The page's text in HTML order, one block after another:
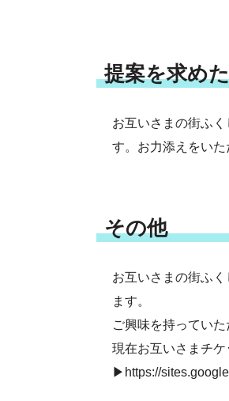
提案を求め
お互いさまの街ふ
す。お力添えをいた
その他
お互いさまの街ふ
ます。
ご興味を持ってい
現在お互いさまチ
▶https://